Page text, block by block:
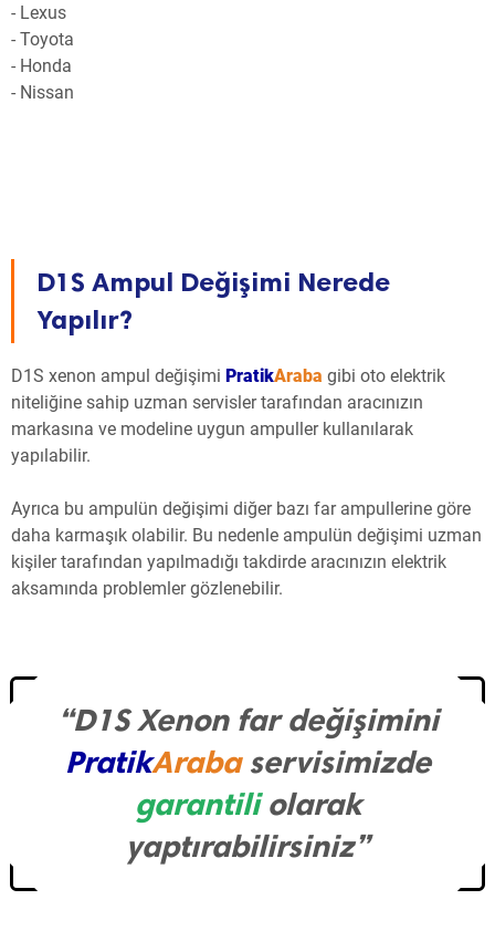
- Lexus
- Toyota
- Honda
- Nissan
D1S Ampul Değişimi Nerede
Yapılır?
D1S xenon ampul değişimi PratikAraba gibi oto elektrik
niteliğine sahip uzman servisler tarafından aracınızın
markasına ve modeline uygun ampuller kullanılarak
yapılabilir.
Ayrıca bu ampulün değişimi diğer bazı far ampullerine göre
daha karmaşık olabilir. Bu nedenle ampulün değişimi uzman
kişiler tarafından yapılmadığı takdirde aracınızın elektrik
aksamında problemler gözlenebilir.
“D1S Xenon far değişimini
PratikArabaservisimizde
garantiliolarak
yaptırabilirsiniz”